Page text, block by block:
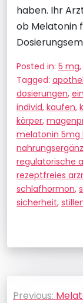
haben. Ihr
ob Melatonin
Posted in: 5 mg,
Tagged:
dosierungen,
individ, kaufen,
körper,
melatonin 5mg
regulatorische
rezeptfreies
schlafhormon,
sicherheit,
Previous: